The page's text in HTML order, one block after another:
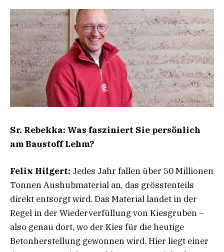
Sr. Rebekka: Was fasziniert Sie persönlich
am Baustoff Lehm?
Felix Hilgert: Jedes Jahr fallen über 50 Millionen
Tonnen Aushubmaterial an, das grösstenteils
direkt entsorgt wird. Das Material landet in der
Regel in der Wiederverfüllung von Kiesgruben –
also genau dort, wo der Kies für die heutige
Betonherstellung gewonnen wird. Hier liegt einer